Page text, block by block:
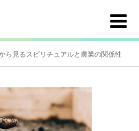
ら見るスピリチュアルと農業の関係性